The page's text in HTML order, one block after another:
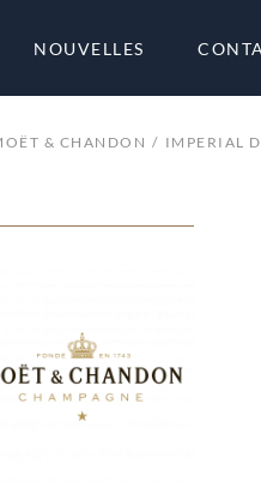
NOUVELLES
& CHANDON IMPERIAL